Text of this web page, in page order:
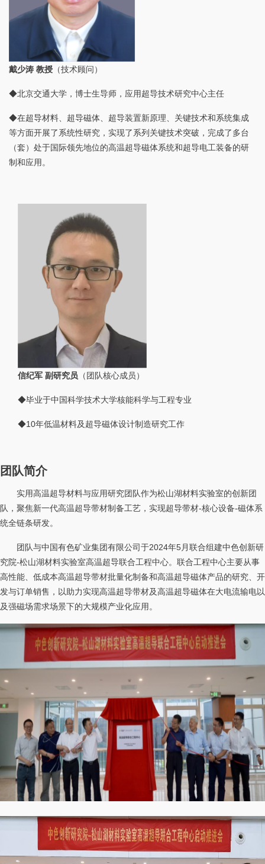
戴少涛 教授 （技术顾问）
◆北京交通大学，博士生导师，应用超导技术研究中心主任
◆在超导材料、超导磁体、超导装置新原理、关键技术和系统集成
等方面开展了系统性研究，实现了系列关键技术突破，完成了多台
（套）处于国际领先地位的高温超导磁体系统和超导电工装备的研
制和应用。
信纪军 副研究员 （团队核心成员）
◆毕业于中国科学技术大学核能科学与工程专业
◆10年低温材料及超导磁体设计制造研究工作
团队简介
实用高温超导材料与应用研究团队作为松山湖材料实验室的创新团
队，聚焦新一代高温超导带材制备工艺，实现超导带材-核心设备-磁体系
统全链条研发。
团队与中国有色矿业集团有限公司于2024年5月联合组建中色创新研
究院-松山湖材料实验室高温超导联合工程中心。联合工程中心主要从事
高性能、低成本高温超导带材批量化制备和高温超导磁体产品的研究、开
发与订单销售，以助力实现高温超导带材及高温超导磁体在大电流输电以
及强磁场需求场景下的大规模产业化应用。